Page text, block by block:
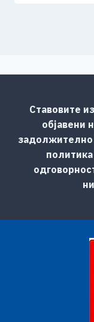
Ставовите
објавени
задолжително